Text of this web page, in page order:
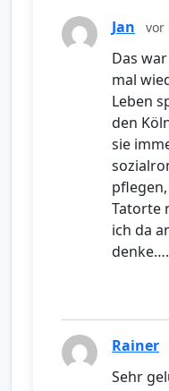
Jan vor
Das
mal
Leben
den
sie
Tatorte
ich da
Rainer
Sehr